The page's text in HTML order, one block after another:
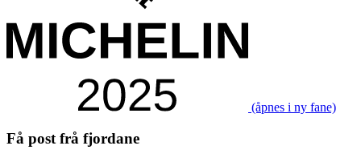
(åpnes i ny fane)
Få post frå fjordane